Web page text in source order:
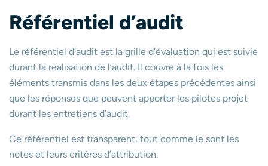
Référentiel d’audit
Le référentiel d’audit est la grille d’évaluation qui est suivie
durant la réalisation de l’audit. Il couvre à la fois les
éléments transmis dans les deux étapes précédentes ainsi
que les réponses que peuvent apporter les pilotes projet
durant les entretiens d’audit.
Ce référentiel est transparent, tout comme le sont les
notes et leurs critères d’attribution.